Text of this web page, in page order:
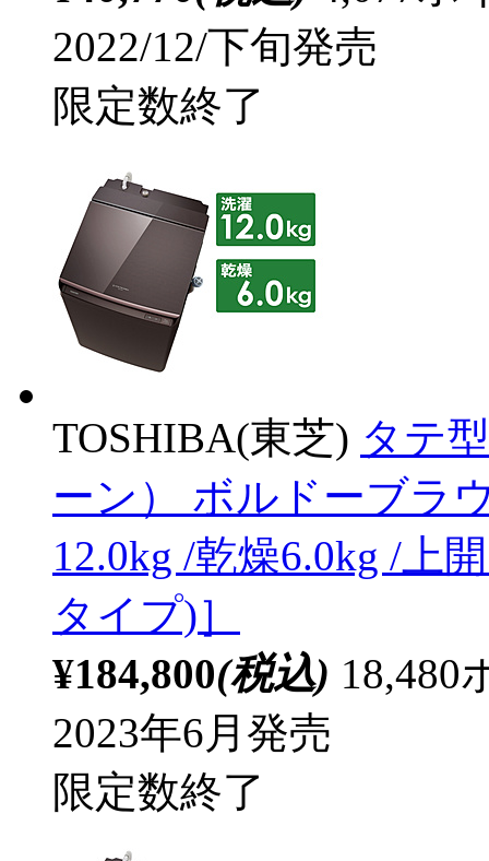
2022/12/下旬発売
限定数終了
TOSHIBA(東芝) タテ
ーン） ボルドーブラ
12.0kg /乾燥6.0kg /上
タイプ)］
¥184,800(税込) 18,480
2023年6月発売
限定数終了